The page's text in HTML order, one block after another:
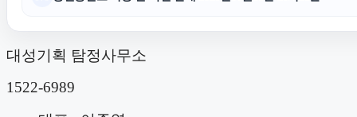
대성기획 탐정사무소
1522-6989